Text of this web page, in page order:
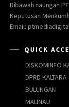
Dibawah naungan PT
Keputusan
Email:
QUICK
DISKOMINFO
DPRD KALTARA
BULUNGAN
MALINAU